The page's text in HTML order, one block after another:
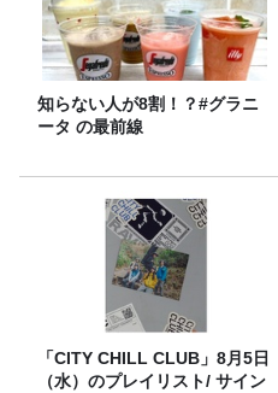
知らない人が8割！？#グラニ
ータ の最前線
「CITY CHILL CLUB」8月5日
（水）のプレイリスト/ サイン